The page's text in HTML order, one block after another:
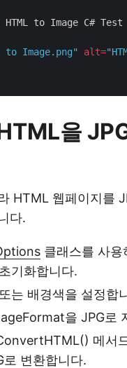
HTML to Image C#
to Image.png" alt=
을
HTML 웹페이지를
다.
클래스를 사용
기화합니다.
는 배경색을 설정합
을 JPG로
메서
변환합니다.